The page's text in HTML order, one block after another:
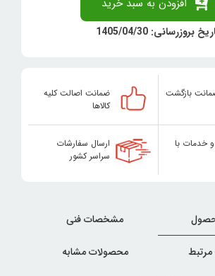
افزودن به سبد خرید
بروزرسانی: 1405/04/30
ضمانت بازگشت
ضمانت اصالت کلیه
کالاها
و خدمات با
ارسال سفارشات
سراسر کشور
مشخصات فنی
محصولات مشابه